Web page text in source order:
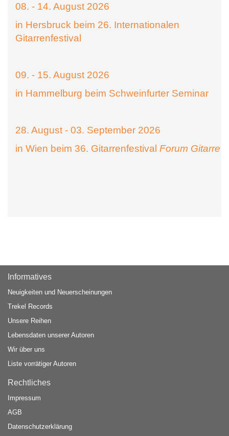
08. - 14. August 2026
in Hersbruck beim 26. Internationalen
Gitarrenfestival
09. - 15. August 2026
in Hammelburg beim Schweinfurter Seminar
28. August - 03. September 2026
in Wien beim 36. Gitarrenfestival Forum Gitarre
Informatives
Neuigkeiten und Neuerscheinungen
Trekel Records
Unsere Reihen
Lebensdaten unserer Autoren
Wir über uns
Liste vorrätiger Autoren
Rechtliches
Impressum
AGB
Datenschutzerklärung